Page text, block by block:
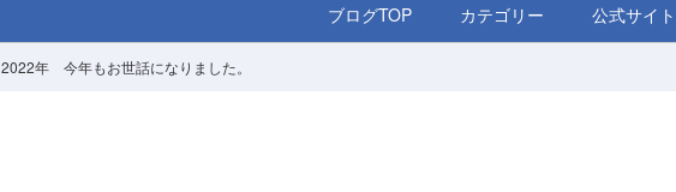
ブログTOP カテゴリー 公式サイト
2022年 今年もお世話になりました。